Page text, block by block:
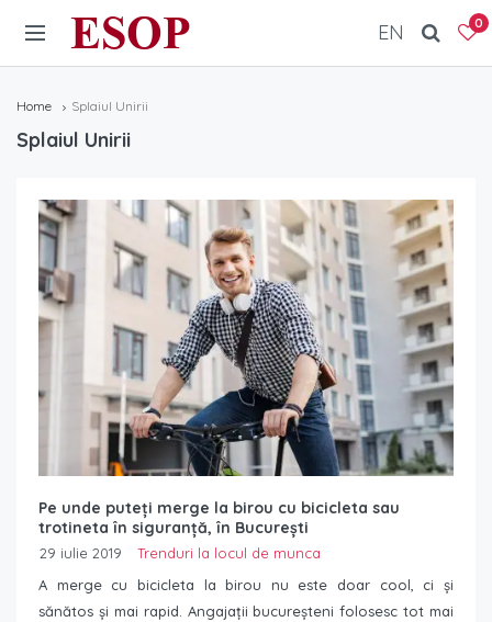
ESOP 0
EN
Home Splaiul Unirii
Splaiul Unirii
Pe unde puteți merge la birou cu bicicleta sau
trotineta în siguranță, în București
29 iulie 2019
Trenduri la locul de munca
A merge cu bicicleta la birou nu este doar cool, ci și
sănătos și mai rapid. Angajații bucureșteni folosesc tot mai